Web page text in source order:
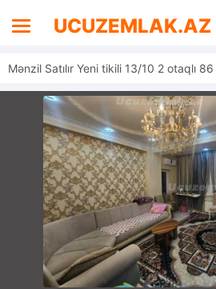
UCUZEMLAK.AZ
Mənzil Satılır Yeni tikili 13/10 2 otaqlı